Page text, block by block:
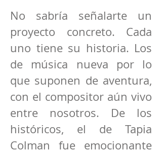
No sabría señalarte un
proyecto concreto. Cada
uno tiene su historia. Los
de música nueva por lo
que suponen de aventura,
con el compositor aún vivo
entre nosotros. De los
históricos, el de Tapia
Colman fue emocionante